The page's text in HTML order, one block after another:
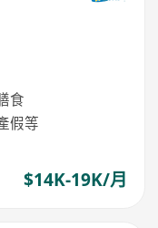
食
假等
$14K-19K/月